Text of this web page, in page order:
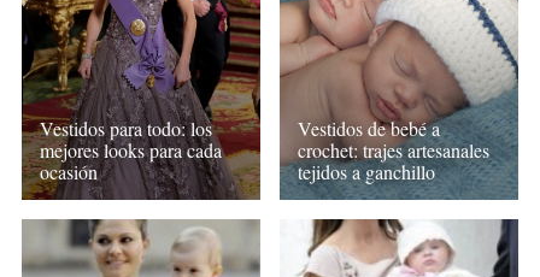
Vestidos para todo: los
mejores looks para cada
ocasión
Vestidos de bebé a
crochet: trajes artesanales
tejidos a ganchillo